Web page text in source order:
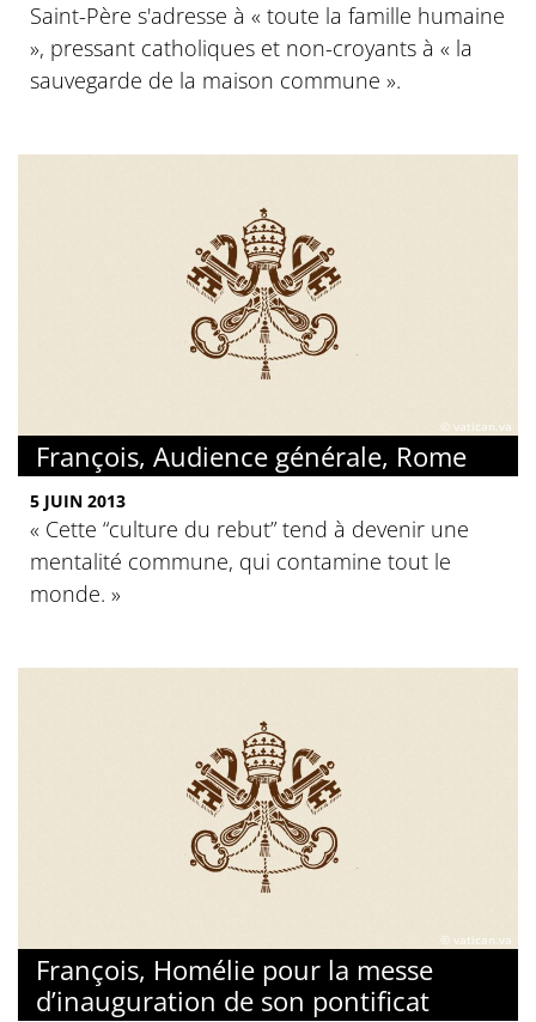
Saint-Père s'adresse à « toute la famille humaine
», pressant catholiques et non-croyants à « la
sauvegarde de la maison commune ».
© vatican.va
François, Audience générale, Rome
5 JUIN 2013
« Cette “culture du rebut” tend à devenir une
mentalité commune, qui contamine tout le
monde. »
© vatican.va
François, Homélie pour la messe
d’inauguration de son pontificat